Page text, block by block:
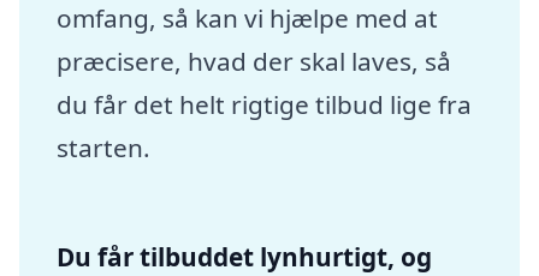
omfang, så kan vi hjælpe med at
præcisere, hvad der skal laves, så
du får det helt rigtige tilbud lige fra
starten.
Du får tilbuddet lynhurtigt, og